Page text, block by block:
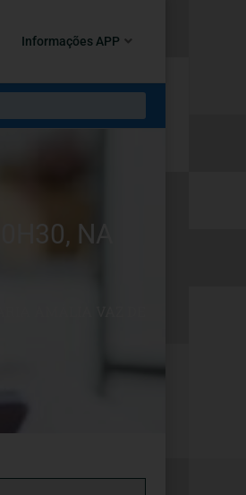
Informações APP
NA
AMÁLIA VAZ DE